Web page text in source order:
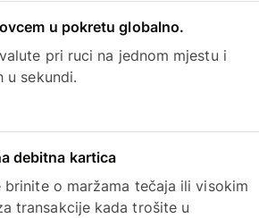
u pokretu globalno.
pri ruci na jednom mjestu i
u sekundi.
debitna kartica
brinite o maržama tečaja ili visokim
transakcije kada trošite u